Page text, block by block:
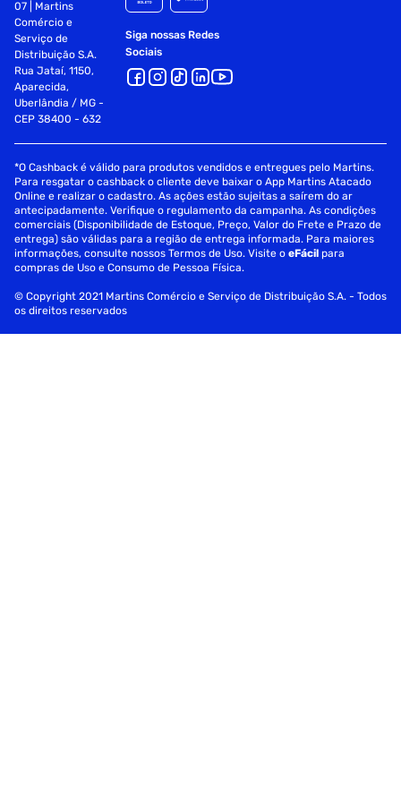
07 | Martins
Comércio e
Serviço de
Distribuição S.A.
Rua Jataí, 1150,
Aparecida,
Uberlândia / MG -
CEP 38400 - 632
Siga nossas Redes
Sociais
*O Cashback é válido para produtos vendidos e entregues pelo Martins.
Para resgatar o cashback o cliente deve baixar o App Martins Atacado
Online e realizar o cadastro. As ações estão sujeitas a saírem do ar
antecipadamente. Verifique o regulamento da campanha. As condições
comerciais (Disponibilidade de Estoque, Preço, Valor do Frete e Prazo de
entrega) são válidas para a região de entrega informada. Para maiores
informações, consulte nossos Termos de Uso. Visite oeFácil para
compras de Uso e Consumo de Pessoa Física.
© Copyright 2021 Martins Comércio e Serviço de Distribuição S.A. - Todos
os direitos reservados